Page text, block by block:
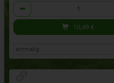
Anzahl
10,49 €